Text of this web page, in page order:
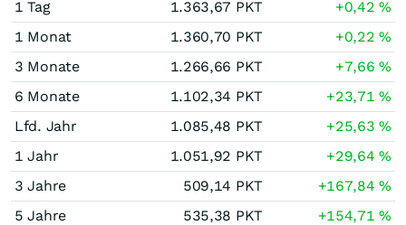
1 Tag 1.363,67 PKT +0,42%
1 Monat
1.360,70 PKT +0,22%
3 Monate
1.266,66 PKT +7,66%
6 Monate
1.102,34 PKT +23,71%
Lfd. Jahr
1.085,48 PKT +25,63%
1 Jahr
1.051,92 PKT +29,64%
3 Jahre
509,14 PKT +167,84%
5 Jahre
535,38 PKT +154,71%